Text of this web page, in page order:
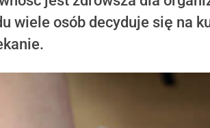
wiele osób decyduje się na